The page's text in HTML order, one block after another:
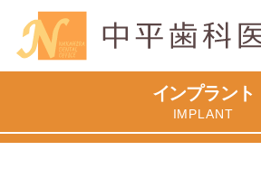
インプラント
IMPLANT